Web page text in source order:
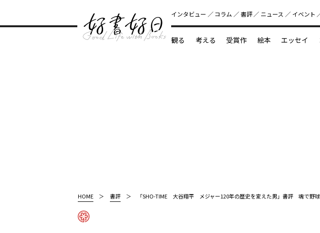
好書好日
インタビュー コラム 書評 ニュース イベント
観る 考える 受賞作 絵本 エッセイ
HOME 書評 「SHO-TIME 大谷翔平 メジャー120年の歴史を変えた男」書評 魂で野